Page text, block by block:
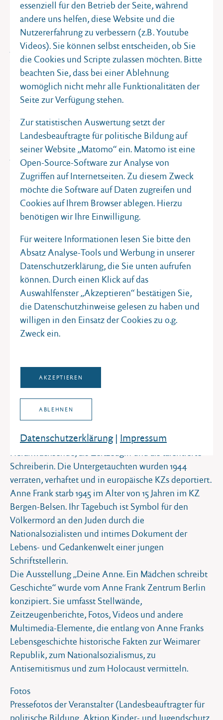
Das Ausstellungskonzept bietet Jugendlichen einen
besonderen Zugang: Für Schulen und andere
Jugendgruppen werden Begleitungen durch
sogenannte Peer-Guides angeboten. Schülerinnen
und Schüler aus dem Kieler Umland führen durch die
Ausstellung. Sie vermitteln auf Augenhöhe zwischen
dem Schicksal Anne Franks und den Erfahrungen der
dauert etwa zwei Stunden. Anmelden für Führungen
können sich Schulklassen ab der 7. Jahrgangsstufe,
Jugendgruppen und auch junge Erwachsenengruppen
unter
https://akjs-sh.de/wanderausstellung-anne-frank/
Zeitgleich zur Ausstellung findet ein breites
Rahmenprogramm statt. Es umfasst Veranstaltungen
für junge Menschen, aber auch für Erwachsene und
Fachkräfte in Schleswig-Holstein. Zahlreiche
Personen und Institutionen haben zum
Rahmenprogramm eigene Veranstaltungen in ganz
Schleswig-Holstein beigesteuert. Weitere
Informationen zum Rahmenprogramm können hier
eingesehen werden:
https://www.politische-
bildung.sh/veranstaltungen/aktuelle-
Hintergrund
Anne Frank wurde 1929 in Frankfurt geboren. Ihre
Familie emigrierte 1933/34 nach Amsterdam, wo sie
mussten. Dort schrieb Anne Tagebuch – als
Schreiberin. Die Untergetauchten wurden 1944
verraten, verhaftet und in europäische KZs deportiert.
Anne Frank starb 1945 im Alter von 15 Jahren im KZ
Bergen-Belsen. Ihr Tagebuch ist Symbol für den
Völkermord an den Juden durch die
Nationalsozialisten und intimes Dokument der
Lebens- und Gedankenwelt einer jungen
Schriftstellerin.
Die Ausstellung „Deine Anne. Ein Mädchen schreibt
Geschichte“ wurde vom Anne Frank Zentrum Berlin
konzipiert. Sie umfasst Stellwände,
Zeitzeugenberichte, Fotos, Videos und andere
Multimedia-Elemente, die entlang von Anne Franks
Lebensgeschichte historische Fakten zur Weimarer
Republik, zum Nationalsozialismus, zu
Antisemitismus und zum Holocaust vermitteln.
Fotos
Pressefotos der Veranstalter (Landesbeauftragter für
politische Bildung, Aktion Kinder- und Jugendschutz
essenziell für den Betrieb der Seite, während
andere uns helfen, diese Website und die
Nutzererfahrung zu verbessern (z.B. Youtube
Videos). Sie können selbst entscheiden, ob Sie
die Cookies und Scripte zulassen möchten. Bitte
beachten Sie, dass bei einer Ablehnung
womöglich nicht mehr alle Funktionalitäten der
Seite zur Verfügung stehen.
Zur statistischen Auswertung setzt der
Landesbeauftragte für politische Bildung auf
seiner Website „Matomo“ ein. Matomo ist eine
Open-Source-Software zur Analyse von
Zugriffen auf Internetseiten. Zu diesem Zweck
möchte die Software auf Daten zugreifen und
Cookies auf Ihrem Browser ablegen. Hierzu
benötigen wir Ihre Einwilligung.
Für weitere Informationen lesen Sie bitte den
Absatz Analyse-Tools und Werbung in unserer
Datenschutzerklärung, die Sie unten aufrufen
können. Durch einen Klick auf das
Auswahlfenster „Akzeptieren“ bestätigen Sie,
die Datenschutzhinweise gelesen zu haben und
willigen in den Einsatz der Cookies zu o.g.
Zweck ein.
AKZEPTIEREN
ABLEHNEN
Datenschutz­erklärung| Impressum